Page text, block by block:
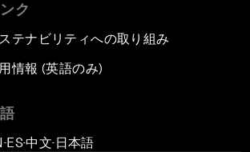
ク
テナビリティへの取り組み
情報 (英語のみ)
▪ ES▪中文▪ 日本語